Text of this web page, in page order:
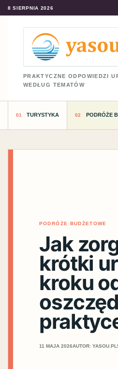
8 SIERPNIA 2026
PRAKTYCZNE ODPOWIEDZI
WEDŁUG TEMATÓW
TURYSTYKA PODRÓŻE
PODRÓŻE BUDŻETOWE
Jak
krótki
kroku
11 MAJA 2026AUTOR: YASOU.PL